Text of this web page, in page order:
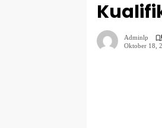
Adminlp
Oktober 18,